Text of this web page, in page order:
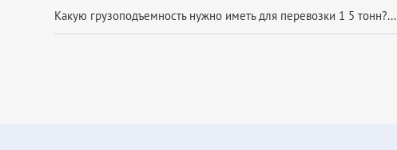
Какую грузоподъемность нужно иметь для перевозки 1 5 тонн?...